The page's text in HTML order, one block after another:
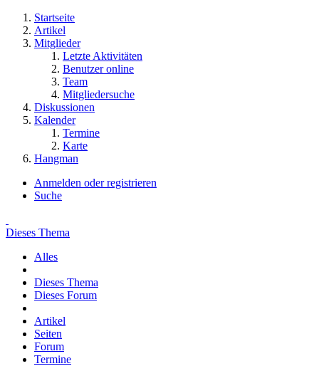
Startseite
Artikel
Mitglieder
Letzte Aktivitäten
Benutzer online
Team
Mitgliedersuche
Diskussionen
Kalender
Termine
Karte
Hangman
Anmelden oder registrieren
Suche
Dieses Thema
Alles
Dieses Thema
Dieses Forum
Artikel
Seiten
Forum
Termine